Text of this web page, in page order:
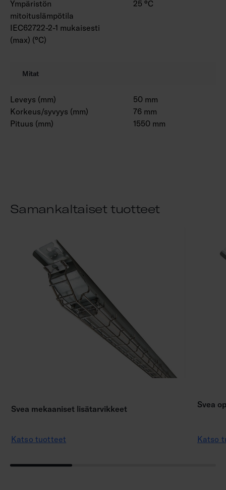
Ympäristön
mitoituslämpötila
IEC62722-2-1 mukaisesti
(max) (°C)
25 °C
Mitat
Leveys (mm)
50 mm
Korkeus/syvyys (mm)
76 mm
Pituus (mm)
1550 mm
Samankaltaiset tuotteet
Svea mekaaniset lisätarvikkeet
Katso tuotteet
Svea
Katso